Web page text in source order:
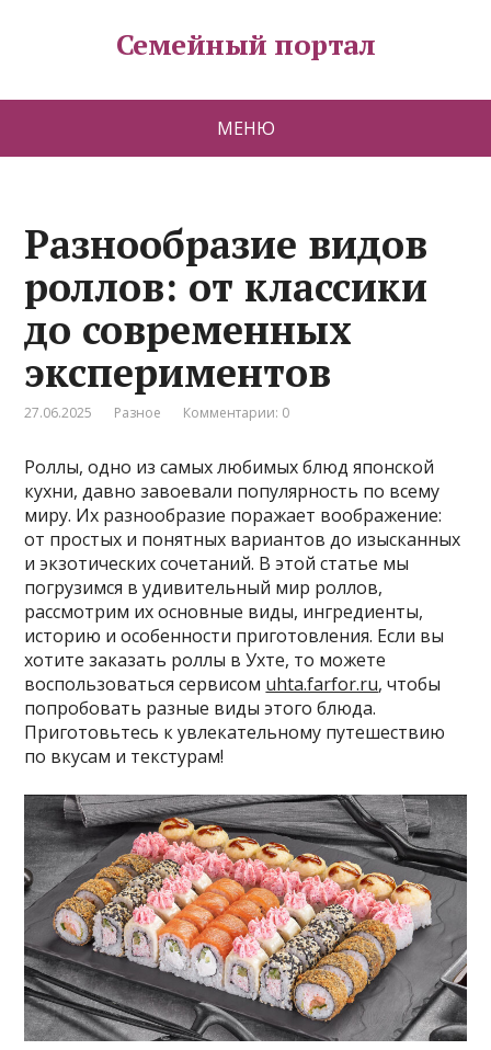
Семейный портал
МЕНЮ
Разнообразие видов
роллов: от классики
до современных
экспериментов
27.06.2025 Разное Комментарии: 0
Роллы, одно из самых любимых блюд японской
кухни, давно завоевали популярность по всему
миру. Их разнообразие поражает воображение:
от простых и понятных вариантов до изысканных
и экзотических сочетаний. В этой статье мы
погрузимся в удивительный мир роллов,
рассмотрим их основные виды, ингредиенты,
историю и особенности приготовления. Если вы
хотите заказать роллы в Ухте, то можете
воспользоваться сервисом uhta.farfor.ru, чтобы
попробовать разные виды этого блюда.
Приготовьтесь к увлекательному путешествию
по вкусам и текстурам!